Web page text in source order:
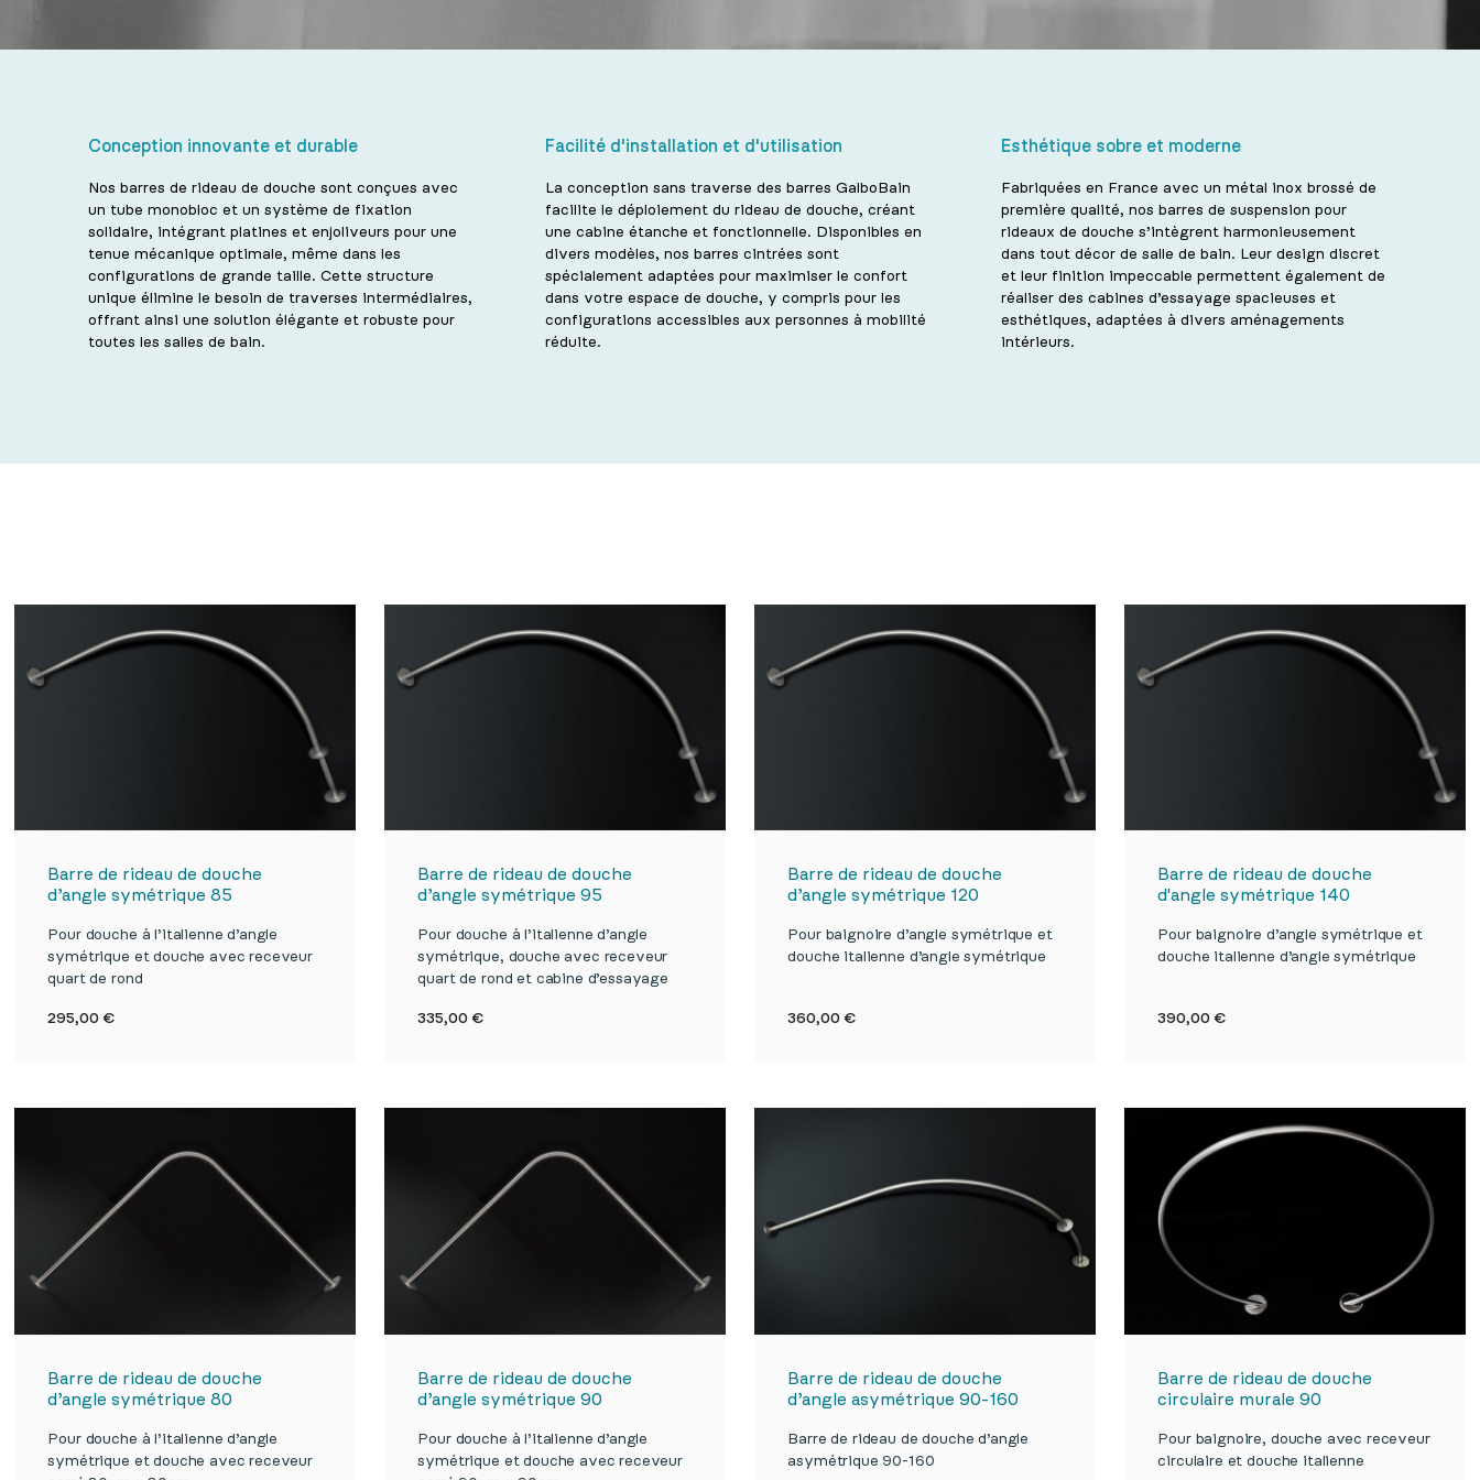
Conception innovante et durable
Nos barres de rideau de douche sont conçues avec
un tube monobloc et un système de fixation
solidaire, intégrant platines et enjoliveurs pour une
tenue mécanique optimale, même dans les
configurations de grande taille. Cette structure
unique élimine le besoin de traverses intermédiaires,
offrant ainsi une solution élégante et robuste pour
toutes les salles de bain.
Facilité d'installation et d'utilisation
La conception sans traverse des barres GalboBain
facilite le déploiement du rideau de douche, créant
une cabine étanche et fonctionnelle. Disponibles en
divers modèles, nos barres cintrées sont
spécialement adaptées pour maximiser le confort
dans votre espace de douche, y compris pour les
configurations accessibles aux personnes à mobilité
réduite.
Esthétique sobre et moderne
Fabriquées en France avec un métal inox brossé de
première qualité, nos barres de suspension pour
rideaux de douche s’intègrent harmonieusement
dans tout décor de salle de bain. Leur design discret
et leur finition impeccable permettent également de
réaliser des cabines d’essayage spacieuses et
esthétiques, adaptées à divers aménagements
intérieurs.
Barre de rideau de douche
d’angle symétrique 85
Pour douche à l’italienne d’angle
symétrique et douche avec receveur
quart de rond
Prix
295,00 €
Barre de rideau de douche
d’angle symétrique 95
Pour douche à l’italienne d’angle
symétrique, douche avec receveur
quart de rond et cabine d’essayage
Prix
335,00 €
Barre de rideau de douche
d’angle symétrique 120
Pour baignoire d’angle symétrique et
douche italienne d’angle symétrique
Prix
360,00 €
Barre de rideau de douche
d'angle symétrique 140
Pour baignoire d’angle symétrique et
douche italienne d’angle symétrique
Prix
390,00 €
Barre de rideau de douche
d’angle symétrique 80
Pour douche à l’italienne d’angle
symétrique et douche avec receveur
Barre de rideau de douche
d’angle symétrique 90
Pour douche à l’italienne d’angle
symétrique et douche avec receveur
Barre de rideau de douche
d’angle asymétrique 90-160
Barre de rideau de douche d’angle
asymétrique 90-160
Barre de rideau de douche
circulaire murale 90
Pour baignoire, douche avec receveur
circulaire et douche italienne